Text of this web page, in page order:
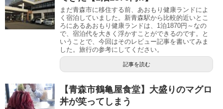
まだ青森市に移住する前、あおもり健康ランドによ
く宿泊していました。新青森駅から比較的近いとこ
ろにあるあおもり健康ランドは、1泊1870円～なの
で、宿泊代を大きく浮かすことができるのです。と
いうことで、今回はそのレビュー記事を書いてみま
した。旅行の参考にしてください。
記事を読む
【青森市鶴亀屋食堂】大盛りのマグロ
丼が笑ってしまう